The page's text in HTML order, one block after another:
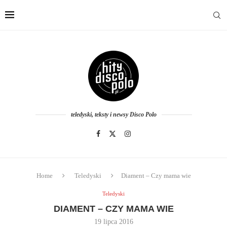
teledyski, teksty i newsy Disco Polo
Home Teledyski Diament – Czy mama wie
Teledyski
DIAMENT – CZY MAMA WIE
19 lipca 2016